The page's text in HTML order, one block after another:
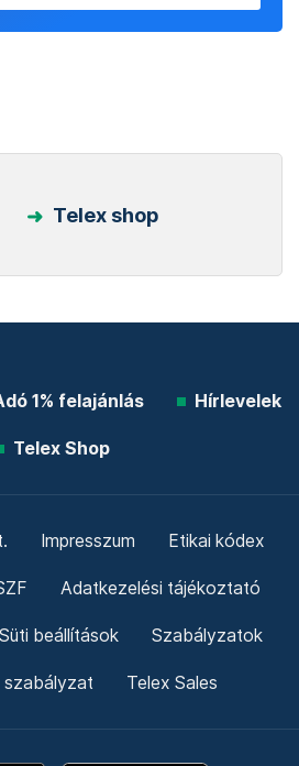
Telex shop
1% felajánlás Hírlevelek
Telex Shop
Impresszum Etikai kódex
Adatkezelési tájékoztató
Süti beállítások Szabályzatok
szabályzat Telex Sales